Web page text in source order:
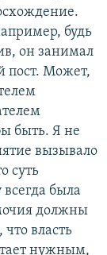
будь
он занимал
пост. Может,
быть. Я не
вызывало
суть
была
должны
власть
нужным,